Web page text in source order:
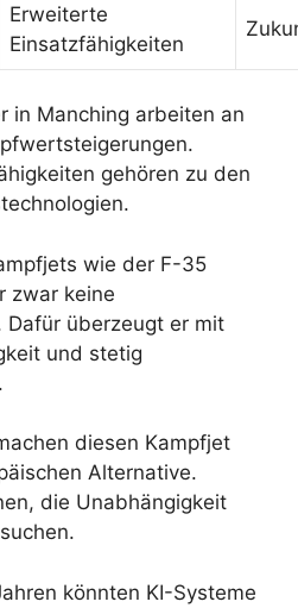
Erweiterte
Einsatzfähigkeiten
in Manching arbeiten an
gehören zu den
wie der F-35
zwar keine
Dafür überzeugt er mit
und stetig
diesen Kampfjet
Alternative.
die Unabhängigkeit
könnten KI-Systeme